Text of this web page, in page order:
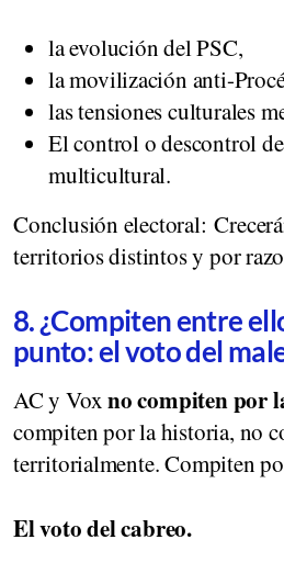
la evolución del PSC,
la movilización anti-
las tensiones culturales
El control o descontrol
multicultural.
Conclusión electoral:
territorios distintos y por
8. ¿Compiten entre
punto: el voto del
AC y Voxno compiten por
compiten por la historia, no
territorialmente. Compiten
El voto del cabreo.